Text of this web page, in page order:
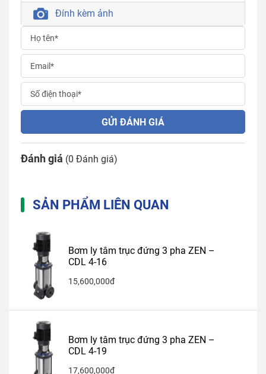
Đính kèm ảnh
GỬI ĐÁNH GIÁ
Đánh giá (0 Đánh giá)
SẢN PHẨM LIÊN QUAN
Bơm ly tâm trục đứng 3 pha ZEN –
CDL 4-16
15,600,000đ
Bơm ly tâm trục đứng 3 pha ZEN –
CDL 4-19
17,600,000đ